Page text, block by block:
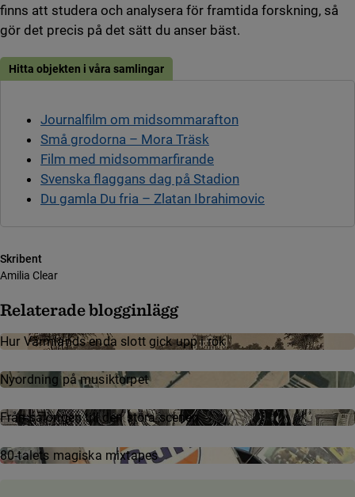
finns att studera och analysera för framtida forskning, så
gör det precis på det sätt du anser bäst.
Hitta objekten i våra samlingar
Journalfilm om midsommarafton
Små grodorna – Mora Träsk
Film med midsommarfirande
Svenska flaggans dag på Stadion
Du gamla Du fria – Zlatan Ibrahimovic
Skribent
Amilia Clear
Relaterade blogginlägg
Hur Värmlands enda slott gick upp i rök
Nyordning på musiktorpet
Från salongen till den stora scenen
80-talets magiska mixtapes